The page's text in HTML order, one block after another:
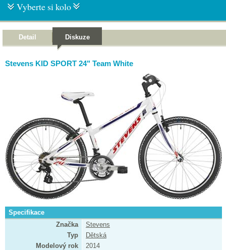
Vyberte si kolo
Detail Diskuze
Stevens KID SPORT 24" Team White
Specifikace
Značka
Stevens
Typ
Dětská
Modelový rok
2014